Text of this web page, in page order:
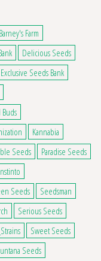
Barney's Farm
Delicious Seeds
Exclusive Seeds Bank
Kannabia
Seeds
Paradise Seeds
Seeds
Seedsman
Serious Seeds
Sweet Seeds
Seeds